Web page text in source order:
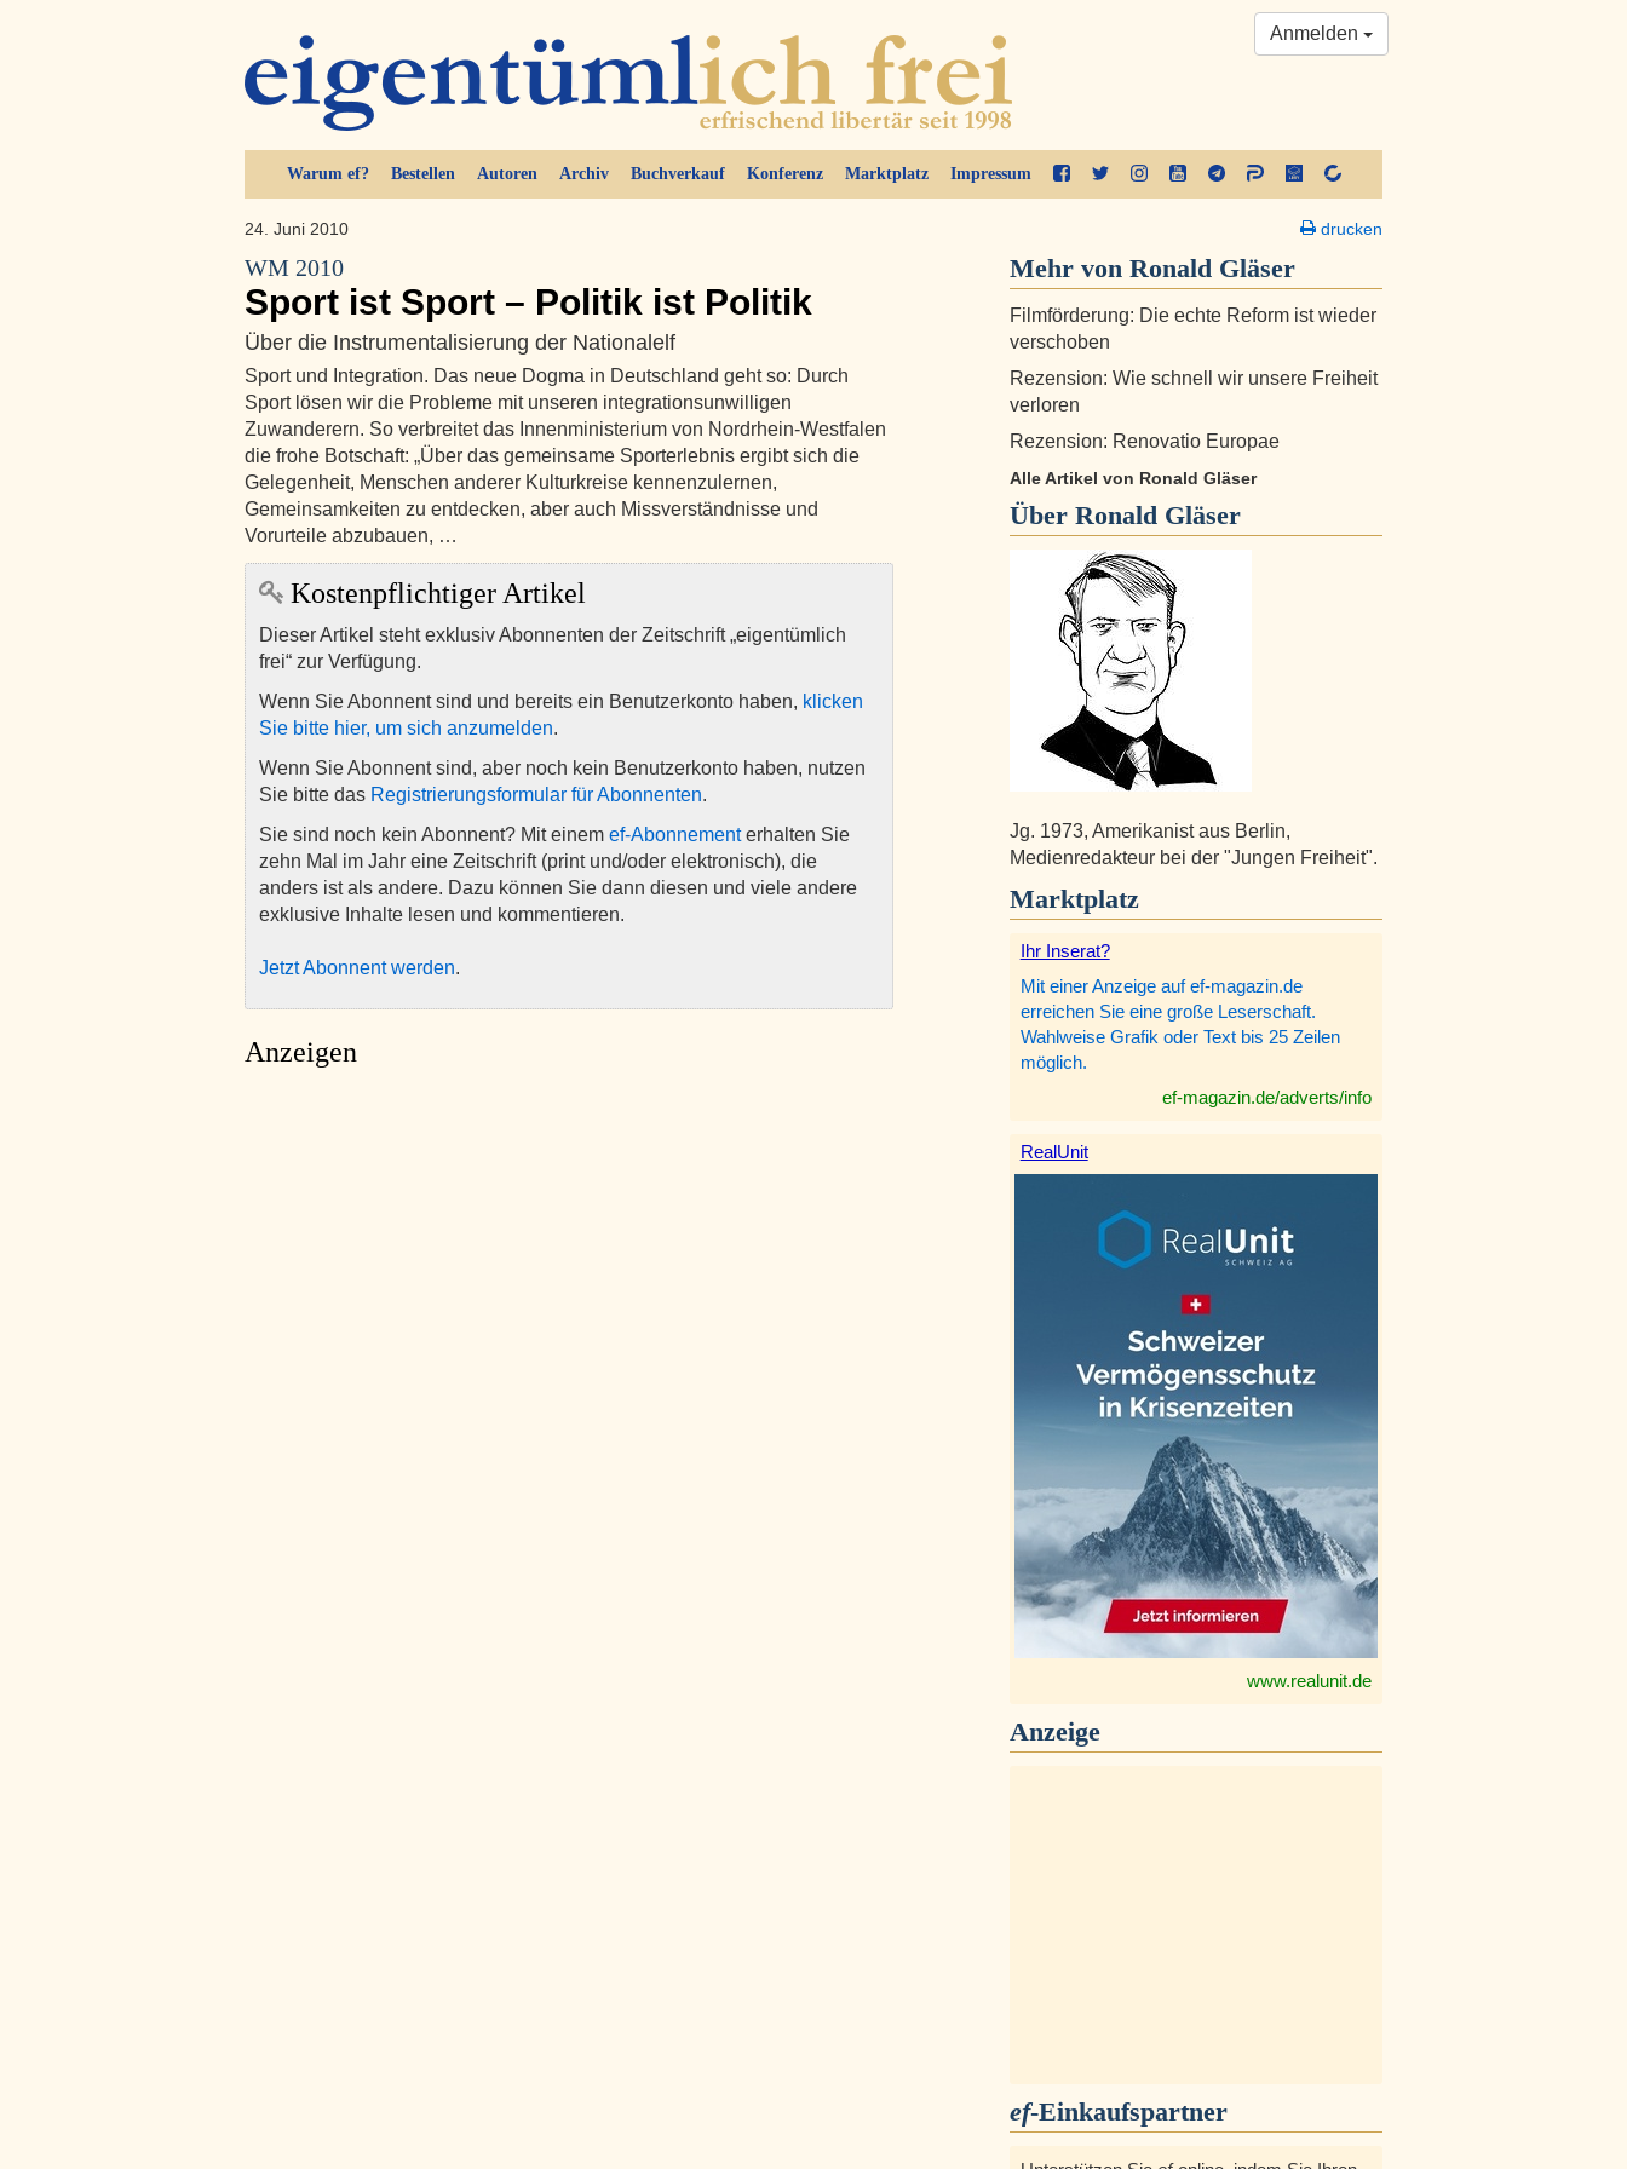
Warum ef? Bestellen Autoren Archiv Buchverkauf Konferenz Marktplatz Impressum
Anmelden
24. Juni 2010
WM 2010
Sport ist Sport – Politik ist Politik
Über die Instrumentalisierung der Nationalelf
Sport und Integration. Das neue Dogma in Deutschland geht so: Durch
Sport lösen wir die Probleme mit unseren integrationsunwilligen
Zuwanderern. So verbreitet das Innenministerium von Nordrhein-Westfalen
die frohe Botschaft: „Über das gemeinsame Sporterlebnis ergibt sich die
Gelegenheit, Menschen anderer Kulturkreise kennenzulernen,
Gemeinsamkeiten zu entdecken, aber auch Missverständnisse und
Vorurteile abzubauen, …
Kostenpflichtiger Artikel
Dieser Artikel steht exklusiv Abonnenten der Zeitschrift „eigentümlich
frei“ zur Verfügung.
Wenn Sie Abonnent sind und bereits ein Benutzerkonto haben, klicken
Sie bitte hier, um sich anzumelden.
Wenn Sie Abonnent sind, aber noch kein Benutzerkonto haben, nutzen
Sie bitte das Registrierungsformular für Abonnenten.
Sie sind noch kein Abonnent? Mit einem ef-Abonnementerhalten Sie
zehn Mal im Jahr eine Zeitschrift (print und/oder elektronisch), die
anders ist als andere. Dazu können Sie dann diesen und viele andere
exklusive Inhalte lesen und kommentieren.
Jetzt Abonnent werden.
Anzeigen
drucken
Mehr von Ronald Gläser
Filmförderung: Die echte Reform ist wieder
verschoben
Rezension: Wie schnell wir unsere Freiheit
verloren
Rezension: Renovatio Europae
Alle Artikel von Ronald Gläser
Über Ronald Gläser
Jg. 1973, Amerikanist aus Berlin,
Medienredakteur bei der "Jungen Freiheit".
Marktplatz
Ihr Inserat?
Mit einer Anzeige auf ef-magazin.de
erreichen Sie eine große Leserschaft.
Wahlweise Grafik oder Text bis 25 Zeilen
möglich.
ef-magazin.de/adverts/info
RealUnit
www.realunit.de
Anzeige
ef-Einkaufspartner